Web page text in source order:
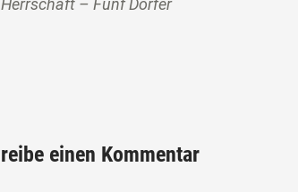
Herrschaft – Fünf Dörfer
einen Kommentar